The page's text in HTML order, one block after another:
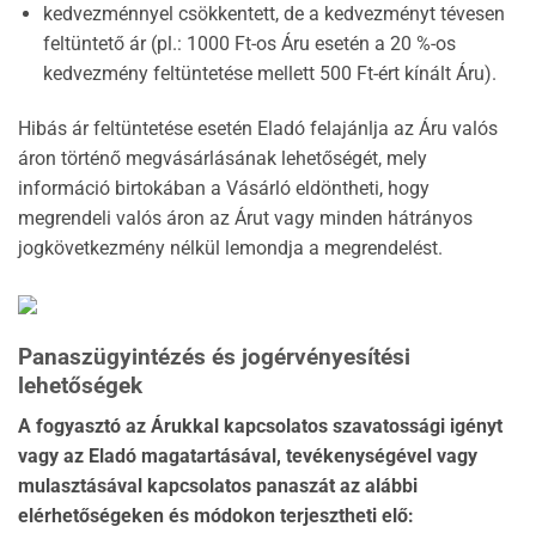
kedvezménnyel csökkentett, de a kedvezményt tévesen
feltüntető ár (pl.: 1000 Ft-os Áru esetén a 20 %-os
kedvezmény feltüntetése mellett 500 Ft-ért kínált Áru).
Hibás ár feltüntetése esetén Eladó felajánlja az Áru valós
áron történő megvásárlásának lehetőségét, mely
információ birtokában a Vásárló eldöntheti, hogy
megrendeli valós áron az Árut vagy minden hátrányos
jogkövetkezmény nélkül lemondja a megrendelést.
Panaszügyintézés és jogérvényesítési
lehetőségek
A fogyasztó az Árukkal kapcsolatos szavatossági igényt
vagy az Eladó magatartásával, tevékenységével vagy
mulasztásával kapcsolatos panaszát az alábbi
elérhetőségeken és módokon terjesztheti elő: